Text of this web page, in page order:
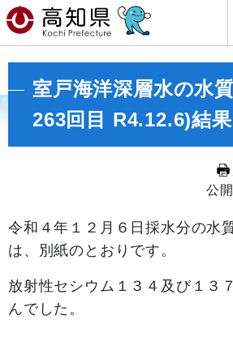
室戸海洋深層水の水
263回目 R4.12.6)結
公
令和４年１２月６日採水分の水
は、別紙のとおりです。
放射性セシウム１３４及び１３
んでした。